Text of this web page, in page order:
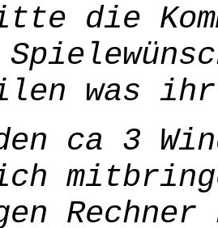
die
was
ca 3
Rechner